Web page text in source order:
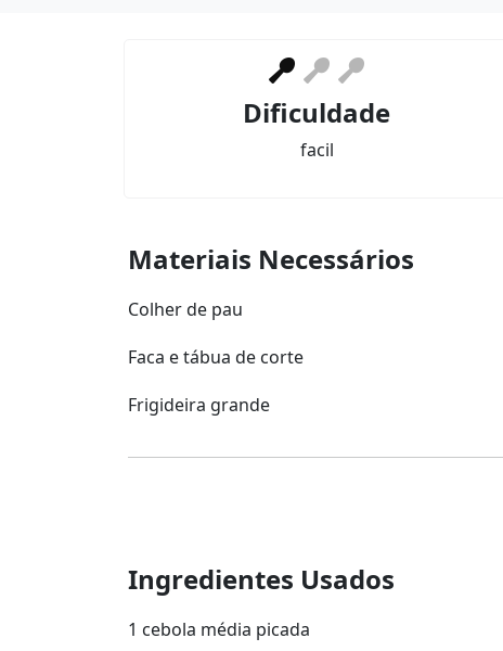
Dificuldade
facil
Materiais Necessários
Colher de pau
Faca e tábua de corte
Frigideira grande
Ingredientes Usados
1 cebola média picada